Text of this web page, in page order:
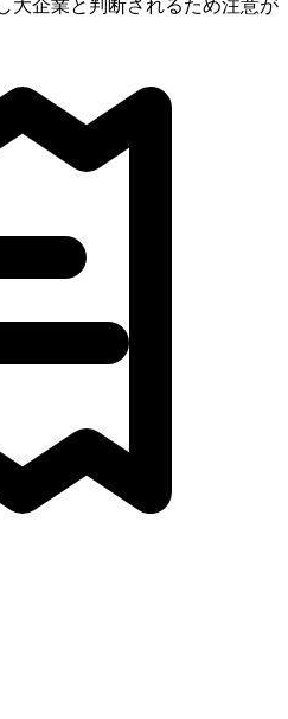
大企業と判断されるため注意が